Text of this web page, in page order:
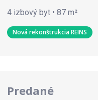
4 izbový byt • 87 m²
Nová rekonštrukcia REINS
Predané